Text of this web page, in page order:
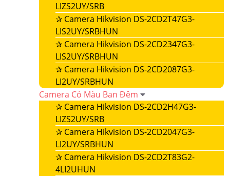
LIZS2UY/SRB
✰ Camera Hikvision DS-2CD2T47G3-
LIS2UY/SRBHUN
✰ Camera Hikvision DS-2CD2347G3-
LIS2UY/SRBHUN
✰ Camera Hikvision DS-2CD2087G3-
LI2UY/SRBHUN
Camera Có Màu Ban Đêm
✰ Camera Hikvision DS-2CD2H47G3-
LIZS2UY/SRB
✰ Camera Hikvision DS-2CD2047G3-
LI2UY/SRBHUN
✰ Camera Hikvision DS-2CD2T83G2-
4LI2UHUN